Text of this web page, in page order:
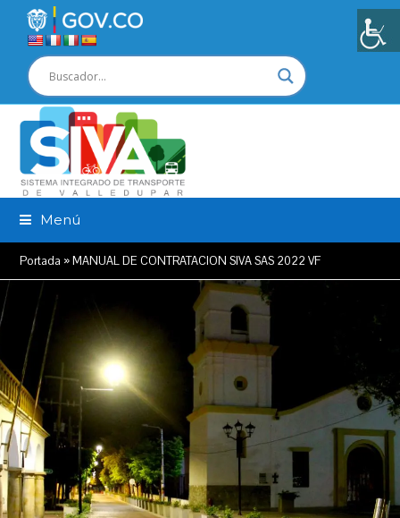
Menú
Portada »MANUAL DE CONTRATACION SIVA SAS 2022 VF